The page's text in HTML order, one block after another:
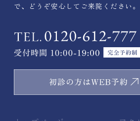
で、どうぞ安心してご来院ください。